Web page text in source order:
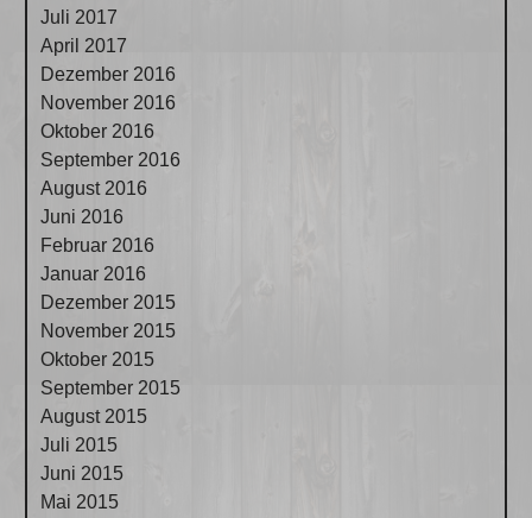
Juli 2017
April 2017
Dezember 2016
November 2016
Oktober 2016
September 2016
August 2016
Juni 2016
Februar 2016
Januar 2016
Dezember 2015
November 2015
Oktober 2015
September 2015
August 2015
Juli 2015
Juni 2015
Mai 2015